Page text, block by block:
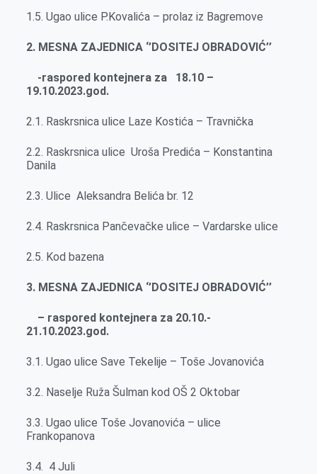
1.5. Ugao ulice P.Kovalića – prolaz iz Bagremove
2. MESNA ZAJEDNICA ‘’DOSITEJ OBRADOVIĆ’’
-raspored kontejnera za 18.10 –
19.10.2023.god.
2.1. Raskrsnica ulice Laze Kostića – Travnička
2.2. Raskrsnica ulice Uroša Predića – Konstantina
Danila
2.3. Ulice Aleksandra Belića br. 12
2.4. Raskrsnica Pančevačke ulice – Vardarske ulice
2.5. Kod bazena
3. MESNA ZAJEDNICA ‘’DOSITEJ OBRADOVIĆ’’
– raspored kontejnera za 20.10.-
21.10.2023.god.
3.1. Ugao ulice Save Tekelije – Toše Jovanovića
3.2. Naselje Ruža Šulman kod OŠ 2 Oktobar
3.3. Ugao ulice Toše Jovanovića – ulice
Frankopanova
3.4. 4 Juli